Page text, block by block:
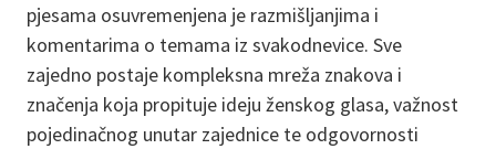
pjesama osuvremenjena je razmišljanjima i
komentarima o temama iz svakodnevice. Sve
zajedno postaje kompleksna mreža znakova i
značenja koja propituje ideju ženskog glasa, važnost
pojedinačnog unutar zajednice te odgovornosti